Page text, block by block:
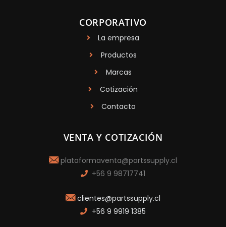
CORPORATIVO
La empresa
Productos
Marcas
Cotización
Contacto
VENTA Y COTIZACIÓN
plataformaventa@partssupply.cl
+56 9 98717741
clientes@partssupply.cl
+56 9 9919 1385